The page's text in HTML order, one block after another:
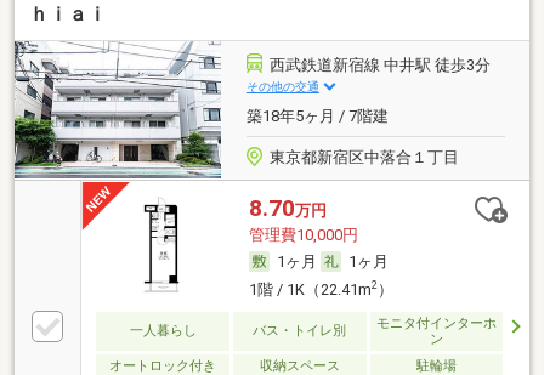
ｈｉａｉ
西武鉄道新宿線 中井駅 徒歩3分
その他の交通
築18年5ヶ月 / 7階建
東京都新宿区中落合１丁目
8.70万円
管理費10,000円
1ヶ月
1ヶ月
1階 / 1K（22.41m2）
一人暮らし バス・トイレ別
モニタ付インターホ
ン
オートロック付き
収納スペース 駐輪場